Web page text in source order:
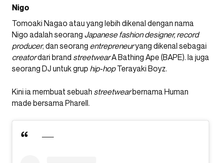
Nigo
Tomoaki Nagao atau yang lebih dikenal dengan nama
Nigo adalah seorang Japanese fashion designer, record
producer, dan seorang entrepreneuryang dikenal sebagai
creatordari brand streetwearA Bathing Ape (BAPE). Ia juga
seorang DJ untuk grup hip-hopTerayaki Boyz.
Kini ia membuat sebuah streetwearbernama Human
made bersama Pharell.